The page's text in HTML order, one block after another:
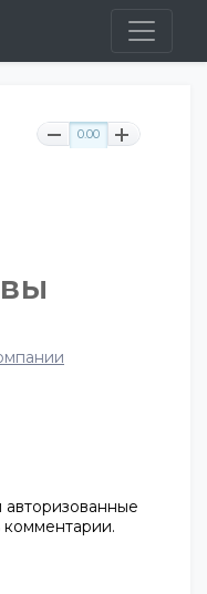
0.00
авторизованные
комментарии.